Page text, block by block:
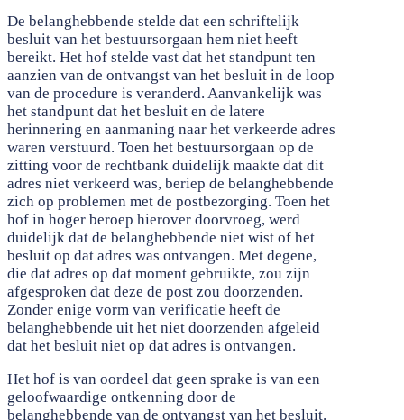
De belanghebbende stelde dat een schriftelijk
besluit van het bestuursorgaan hem niet heeft
bereikt. Het hof stelde vast dat het standpunt ten
aanzien van de ontvangst van het besluit in de loop
van de procedure is veranderd. Aanvankelijk was
het standpunt dat het besluit en de latere
herinnering en aanmaning naar het verkeerde adres
waren verstuurd. Toen het bestuursorgaan op de
zitting voor de rechtbank duidelijk maakte dat dit
adres niet verkeerd was, beriep de belanghebbende
zich op problemen met de postbezorging. Toen het
hof in hoger beroep hierover doorvroeg, werd
duidelijk dat de belanghebbende niet wist of het
besluit op dat adres was ontvangen. Met degene,
die dat adres op dat moment gebruikte, zou zijn
afgesproken dat deze de post zou doorzenden.
Zonder enige vorm van verificatie heeft de
belanghebbende uit het niet doorzenden afgeleid
dat het besluit niet op dat adres is ontvangen.
Het hof is van oordeel dat geen sprake is van een
geloofwaardige ontkenning door de
belanghebbende van de ontvangst van het besluit.